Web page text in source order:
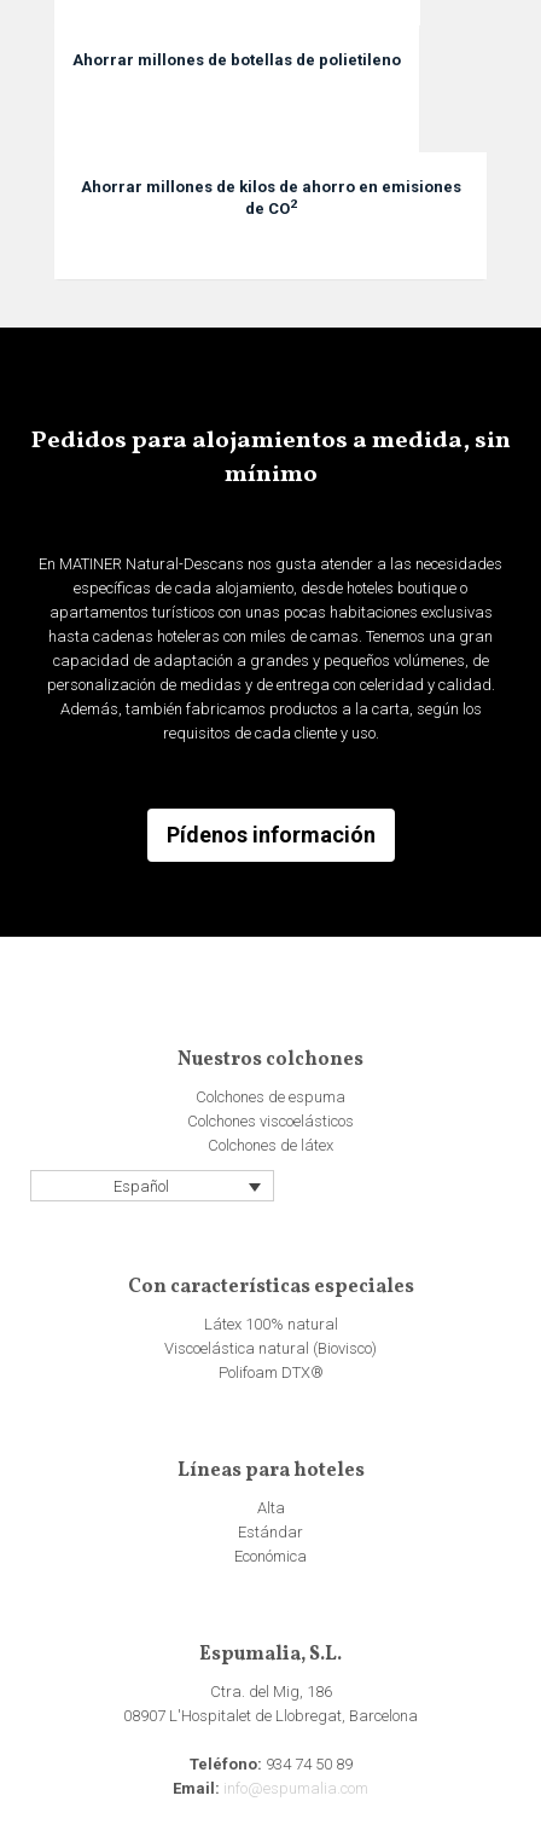
Ahorrar millones de botellas de polietileno
Ahorrar millones de kilos de ahorro en emisiones
de CO2
Pedidos para alojamientos a medida, sin
mínimo
En MATINER Natural-Descans nos gusta atender a las necesidades
específicas de cada alojamiento, desde hoteles boutique o
apartamentos turísticos con unas pocas habitaciones exclusivas
hasta cadenas hoteleras con miles de camas. Tenemos una gran
capacidad de adaptación a grandes y pequeños volúmenes, de
personalización de medidas y de entrega con celeridad y calidad.
Además, también fabricamos productos a la carta, según los
requisitos de cada cliente y uso.
Pídenos información
Nuestros colchones
Colchones de espuma
Colchones viscoelásticos
Colchones de látex
Español
Con características especiales
Látex 100% natural
Viscoelástica natural (Biovisco)
Polifoam DTX®
Líneas para hoteles
Alta
Estándar
Económica
Espumalia, S.L.
Ctra. del Mig, 186
08907 L'Hospitalet de Llobregat, Barcelona
Teléfono: 934 74 50 89
Email: info@espumalia.com